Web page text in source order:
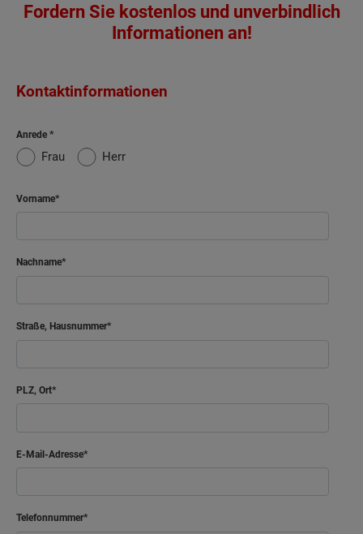
Fordern Sie kostenlos und unverbindlich
Informationen an!
Kontaktinformationen
Anrede
Frau Herr
Vorname
Nachname
Straße, Hausnummer
PLZ, Ort
E-Mail-Adresse
Telefonnummer